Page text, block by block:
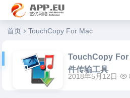
艺优软件乐园
首页 TouchCopy For Mac
TouchCopy For
件传输工具
2018年5月12日